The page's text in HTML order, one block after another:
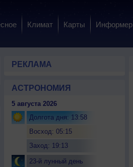
Климат Карты Информер
РЕКЛАМА
АСТРОНОМИЯ
5 августа 2026
Долгота дня: 13:58
Восход: 05:15
Заход: 19:13
23-й лунный день